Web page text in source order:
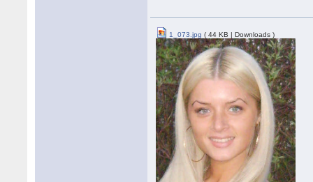
1_073.jpg ( 44 KB | Downloads )